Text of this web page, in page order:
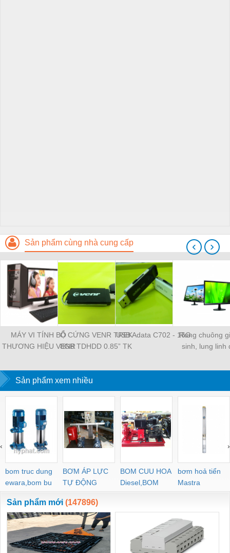
Sản phẩm cùng nhà cung cấp
MÁY VI TÍNH BỘ
THƯƠNG HIỆU VENR
Ổ CỨNG VENR TREK
8GB TDHDD 0.85” TK
USB Adata C702 - 16GRung chuông
sinh, lung linh
‹ ›
Sản phẩm xem nhiều
bom truc dung
ewara,bom bu
ewara
BƠM ÁP LỰC
TỰ ĐỘNG
BOM CUU HOA
Diesel,BOM
CHUA CHAY
bơm hoả tiển
Mastra
‹ ›
Sản phẩm mới (147896)